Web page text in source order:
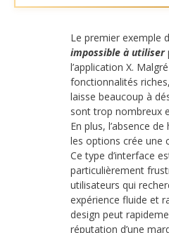
Le premier exemple
impossible à utiliser
l’application X.
fonctionnalités
laisse beaucoup à
sont trop nombreux
En plus, l’absence
les options crée une
Ce type d’interface
particulièrement
utilisateurs qui
expérience fluide et
design peut
réputation d’une